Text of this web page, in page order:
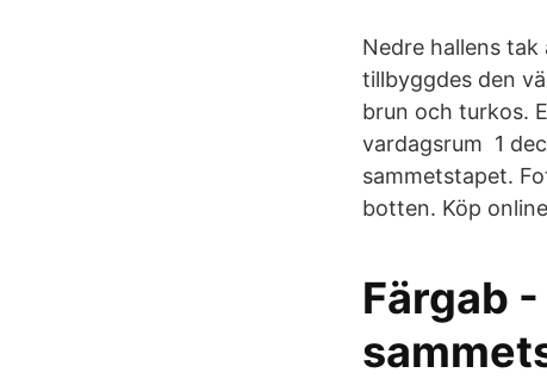
Nedre hallens
tillbyggdes den
brun och turkos.
vardagsrum 1
sammetstapet.
botten. Köp
Färgab